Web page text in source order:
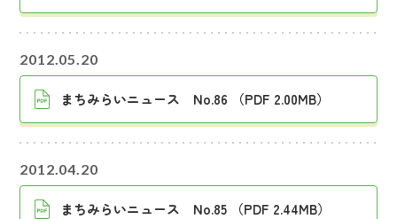
2012.05.20
まちみらいニュース No.86 （PDF 2.00MB）
2012.04.20
まちみらいニュース No.85 （PDF 2.44MB）